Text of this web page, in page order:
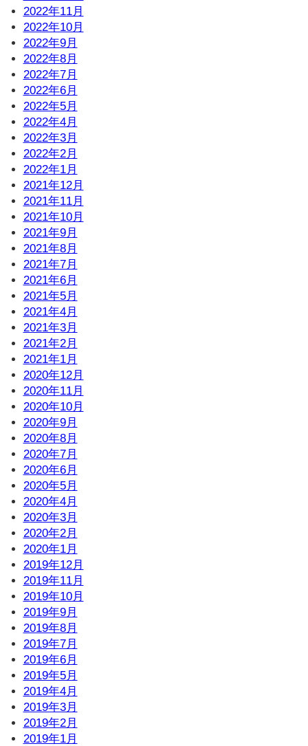
2022年11月
2022年10月
2022年9月
2022年8月
2022年7月
2022年6月
2022年5月
2022年4月
2022年3月
2022年2月
2022年1月
2021年12月
2021年11月
2021年10月
2021年9月
2021年8月
2021年7月
2021年6月
2021年5月
2021年4月
2021年3月
2021年2月
2021年1月
2020年12月
2020年11月
2020年10月
2020年9月
2020年8月
2020年7月
2020年6月
2020年5月
2020年4月
2020年3月
2020年2月
2020年1月
2019年12月
2019年11月
2019年10月
2019年9月
2019年8月
2019年7月
2019年6月
2019年5月
2019年4月
2019年3月
2019年2月
2019年1月